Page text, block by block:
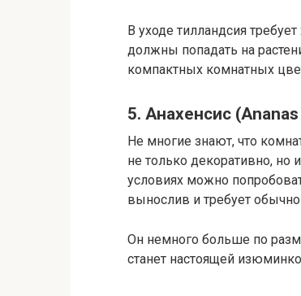
В уходе тилландсия
должны попадать на
компактных комнатных
5. Анахенсис
Не многие знают, что
не только декоративно,
условиях можно
вынослив и требует
Он немного больше по
станет настоящей